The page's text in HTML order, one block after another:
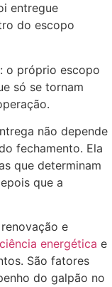
entregue
do escopo
o próprio escopo
só se tornam
não depende
fechamento. Ela
que determinam
que a
e
energética e
São fatores
do galpão no